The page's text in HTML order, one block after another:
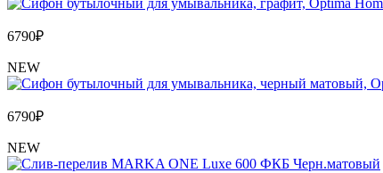
6790₽
NEW
6790₽
NEW